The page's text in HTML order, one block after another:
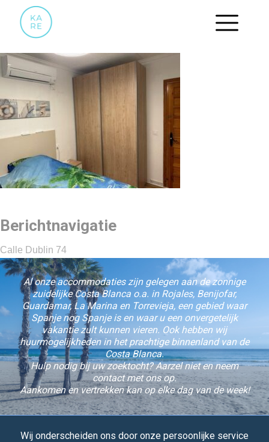
SLAAPKAMER.3
Berichtnavigatie
Calle Dublin 74
Al onze accommodaties zijn gelegen aan de zonnige
zuidelijke Costa Blanca o.a. in Rojales, Benijofar,
Guardamar, La Marina en Torrevieja, een gebied waar
Spanje nog Spanje is en waar u een onvergetelijk
vakantie zult kunnen vieren. Ook hebben wij
huurmogelijkheden in het prachtige binnenland van de
Costa Blanca.
Hulp nodig bij uw zoektocht? Aarzel niet en neem
contact met ons op.
Aankomen en vertrekken kan op elke dag van de week!
Wij onderscheiden ons door onze persoonlijke service